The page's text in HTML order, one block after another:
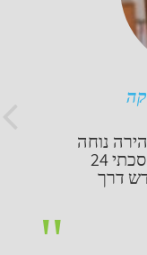
נוחה
ובמחיר הכי טוב בשוק . חסכתי 24
דרך